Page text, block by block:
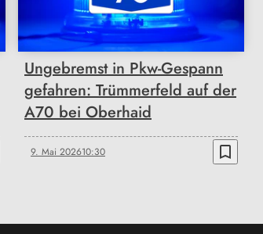
Ungebremst in Pkw-Gespann
gefahren: Trümmerfeld auf der
A70 bei Oberhaid
9. Mai 202610:30 bookmark_border